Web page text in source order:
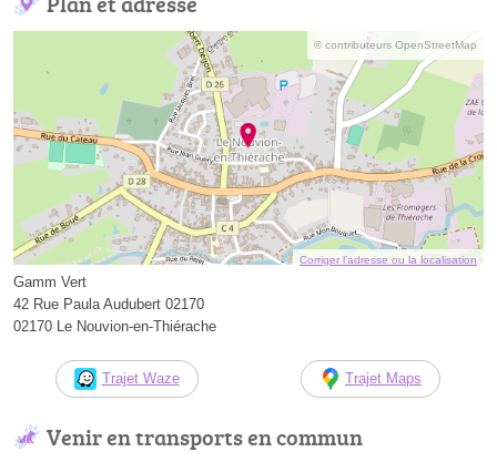
© contributeurs OpenStreetMap
Corriger l’adresse ou la localisation
Gamm Vert
42 Rue Paula Audubert 02170
02170 Le Nouvion-en-Thiérache
Trajet Waze Trajet Maps
Venir en transports en commun